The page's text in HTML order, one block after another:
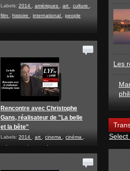
Labels: 2014 , amériques , art , culture ,
film , histoire , international , people
Rencontre avec Christophe
Gans, réalisateur de "La belle
et la bête"
Labels: 2014 , art , cinema , cinéma ,
culture,paris,people
Les
Select